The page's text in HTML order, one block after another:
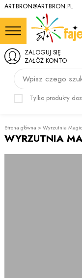
ARTBRON@ARTBRON.PL
Wpisz czego
Tylko produkty
ZALOGUJ SIĘ
ZAŁÓŻ KONTO
Strona główna >Wyrzutnia
WYRZUTNIA